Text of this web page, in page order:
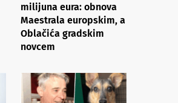
milijuna eura: obnova
Maestrala europskim, a
Oblačića gradskim
novcem